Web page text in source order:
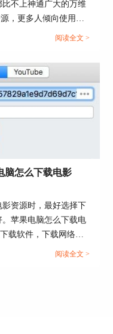
可通过“保存至”选
选择下载计划。单
面
不要着急，稍等片
下载。下载结束
中显示”便可
不上神通广大的万维
，更多人倾向使用下
用什么下载工具？mac
阅读全文 >
脑怎么下载电影
资源时，最好选择下
苹果电脑怎么下载电
载软件，下载网络上
在软件内下载。...
阅读全文 >